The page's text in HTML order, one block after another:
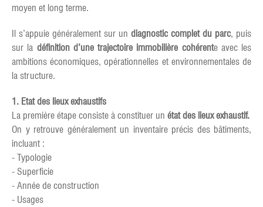
moyen et long terme.
Il s’appuie généralement sur un diagnostic complet du parc, puis
sur la définition d’une trajectoire immobilière cohérente avec les
ambitions économiques, opérationnelles et environnementales de
la structure.
1. Etat des lieux exhaustifs
La première étape consiste à constituer un état des lieux exhaustif.
On y retrouve généralement un inventaire précis des bâtiments,
incluant :
- Typologie
- Superficie
- Année de construction
- Usages